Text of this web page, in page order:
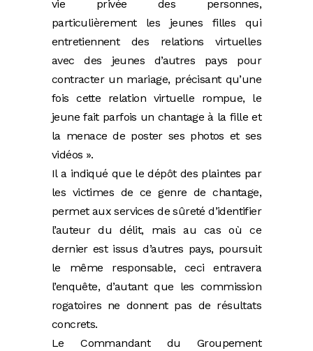
vie privée des personnes,
particulièrement les jeunes filles qui
entretiennent des relations virtuelles
avec des jeunes d’autres pays pour
contracter un mariage, précisant qu’une
fois cette relation virtuelle rompue, le
jeune fait parfois un chantage à la fille et
la menace de poster ses photos et ses
vidéos ».
Il a indiqué que le dépôt des plaintes par
les victimes de ce genre de chantage,
permet aux services de sûreté d’identifier
l’auteur du délit, mais au cas où ce
dernier est issus d’autres pays, poursuit
le même responsable, ceci entravera
l’enquête, d’autant que les commission
rogatoires ne donnent pas de résultats
concrets.
Le Commandant du Groupement